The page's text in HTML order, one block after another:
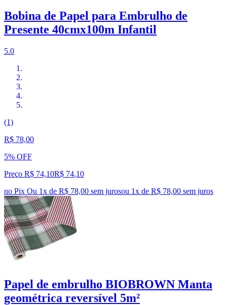
Bobina de Papel para Embrulho de
Presente 40cmx100m Infantil
5.0
(1)
R$ 78,00
5% OFF
Preço R$ 74,10R$ 74,10
no Pix Ou 1x de R$ 78,00 sem jurosou 1x de R$ 78,00 sem juros
Papel de embrulho BIOBROWN Manta
geométrica reversível 5m²